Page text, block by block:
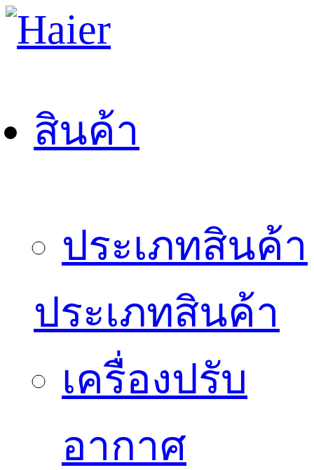
สินค้า
ประเภทสินค้า
ประเภทสินค้า
เครื่องปรับ
อากาศ